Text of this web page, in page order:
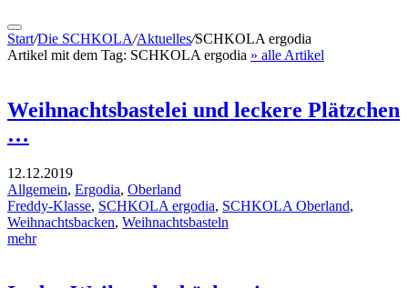
Start/Die SCHKOLA/Aktuelles/SCHKOLA ergodia
Artikel mit dem Tag: SCHKOLA ergodia » alle Artikel
Weihnachtsbastelei und leckere Plätzchen
…
12.12.2019
Allgemein, Ergodia, Oberland
Freddy-Klasse, SCHKOLA ergodia, SCHKOLA Oberland,
Weihnachtsbacken, Weihnachtsbasteln
mehr